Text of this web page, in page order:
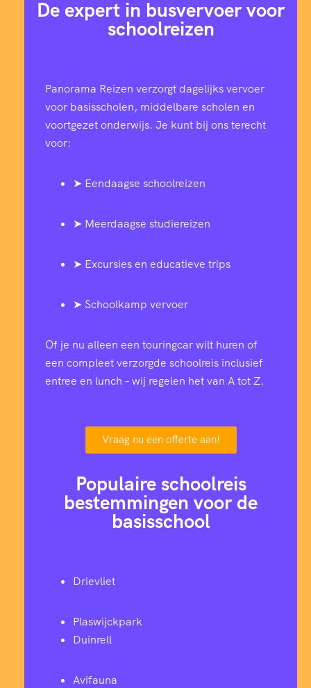
De expert in busvervoer voor
schoolreizen
Panorama Reizen verzorgt dagelijks vervoer
voor basisscholen, middelbare scholen en
voortgezet onderwijs. Je kunt bij ons terecht
voor:
➤ Eendaagse schoolreizen
➤ Meerdaagse studiereizen
➤ Excursies en educatieve trips
➤ Schoolkamp vervoer
Of je nu alleen een touringcar wilt huren of
een compleet verzorgde schoolreis inclusief
entree en lunch – wij regelen het van A tot Z.
Vraag nu een offerte aan!
Populaire schoolreis
bestemmingen voor de
basisschool
Drievliet
Plaswijckpark
Duinrell
Avifauna